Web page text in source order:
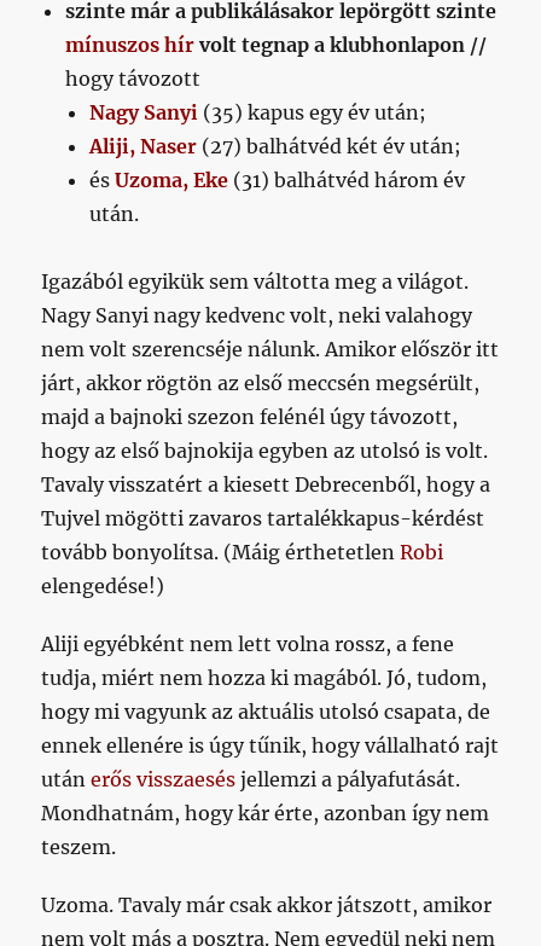
szinte már a publikálásakor lepörgött szinte
mínuszos hír volt tegnap a klubhonlapon //
hogy távozott
Nagy Sanyi (35) kapus egy év után;
Aliji,Naser (27) balhátvéd két év után;
ésUzoma, Eke (31) balhátvéd három év
után.
Igazából egyikük sem váltotta meg a világot.
Nagy Sanyi nagy kedvenc volt, neki valahogy
nem volt szerencséje nálunk. Amikor először itt
járt, akkor rögtön az első meccsén megsérült,
majd a bajnoki szezon felénél úgy távozott,
hogy az első bajnokija egyben az utolsó is volt.
Tavaly visszatért a kiesett Debrecenből, hogy a
Tujvel mögötti zavaros tartalékkapus-kérdést
tovább bonyolítsa. (Máig érthetetlenRobi
elengedése!)
Aliji egyébként nem lett volna rossz, a fene
tudja, miért nem hozza ki magából. Jó, tudom,
hogy mi vagyunk az aktuális utolsó csapata, de
ennek ellenére is úgy tűnik, hogy vállalható rajt
utánerős visszaesés jellemzi a pályafutását.
Mondhatnám, hogy kár érte, azonban így nem
teszem.
Uzoma. Tavaly már csak akkor játszott, amikor
nem volt más a posztra. Nem egyedül neki nem